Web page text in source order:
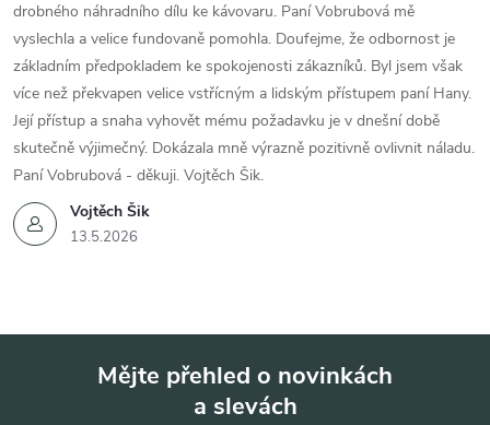
Vojtěch Šik
13.5.2026
drobného náhradního dílu ke kávovaru. Paní Vobrubová mě
vyslechla a velice fundovaně pomohla. Doufejme, že odbornost je
základním předpokladem ke spokojenosti zákazníků. Byl jsem však
více než překvapen velice vstřícným a lidským přístupem paní Hany.
Její přístup a snaha vyhovět mému požadavku je v dnešní době
skutečně výjimečný. Dokázala mně výrazně pozitivně ovlivnit náladu.
Paní Vobrubová - děkuji. Vojtěch Šik.
Mějte přehled o novinkách
a slevách